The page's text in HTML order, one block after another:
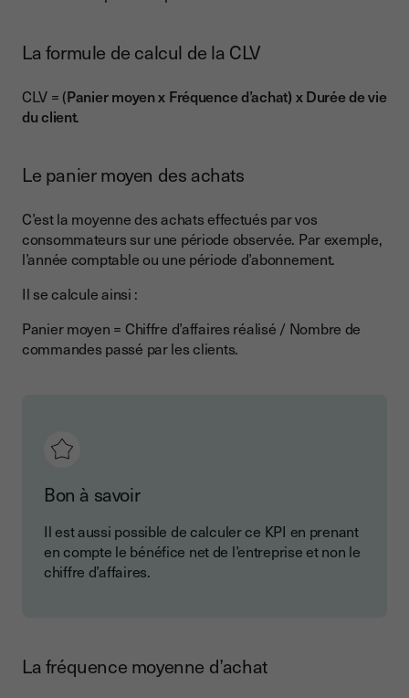
La formule de calcul de la CLV
CLV = (Panier moyen x Fréquence d’achat) x Durée de vie
du client.
Le panier moyen des achats
C’est la moyenne des achats effectués par vos
consommateurs sur une période observée. Par exemple,
l’année comptable ou une période d’abonnement.
Il se calcule ainsi :
Panier moyen = Chiffre d’affaires réalisé / Nombre de
commandes passé par les clients.
Bon à savoir
Il est aussi possible de calculer ce KPI en prenant
en compte le bénéfice net de l’entreprise et non le
chiffre d’affaires.
La fréquence moyenne d’achat